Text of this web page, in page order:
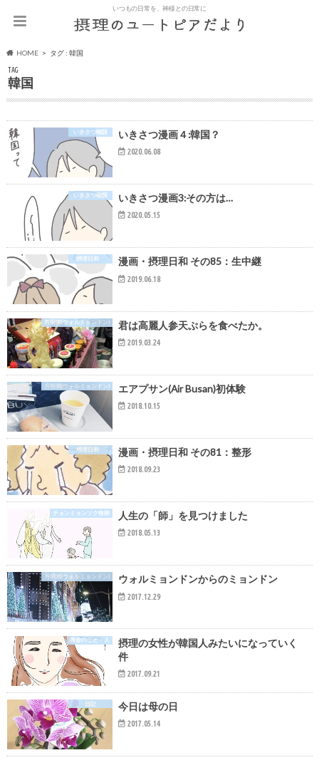
いつもの日常を、神様との日常に
HOME タグ : 韓国
TAG
韓国
いきさつ物語 いきさつ漫画４:韓国？
2020.06.08
いきさつ物語 いきさつ漫画3:その方は…
2020.05.15
摂理日和 漫画・摂理日和 その85：生中継
2019.06.18
月明洞(ウォルミョンドン) 君は高麗人参天ぷらを食べたか。
2019.03.24
月明洞(ウォルミョンドン) エアプサン(Air Busan)初体験
2018.10.15
摂理日和 漫画・摂理日和 その81：整形
2018.09.23
チョンミョンソク牧師 人生の「師」を見つけました
2018.05.13
月明洞(ウォルミョンドン) ウォルミョンドンからのミョンドン
2017.12.29
教会のこと・人
摂理の女性が韓国人みたいになっていく
件
2017.09.21
日記 今日は母の日
2017.05.14